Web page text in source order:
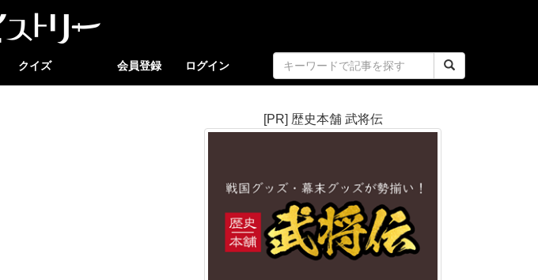
クイズ 会員登録 ログイン
[PR] 歴史本舗 武将伝